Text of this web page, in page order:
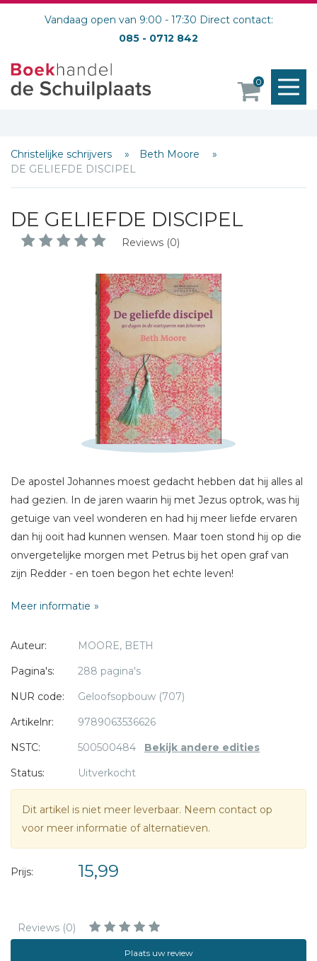
Vandaag open van 9:00 - 17:30 Direct contact:
085 - 0712 842
0
Christelijke schrijvers
Beth Moore
DE GELIEFDE DISCIPEL
DE GELIEFDE DISCIPEL
Reviews (0)
De apostel Johannes moest gedacht hebben dat hij alles al
had gezien. In de jaren waarin hij met Jezus optrok, was hij
getuige van veel wonderen en had hij meer liefde ervaren
dan hij ooit had kunnen wensen. Maar toen stond hij op die
onvergetelijke morgen met Petrus bij het open graf van
zijn Redder - en toen begon het echte leven!
Zoals Jezus Johannes meenam op zijn onverwachte
Beth Moore je aan de hand van het leven van Johannes
zien dat niet alleen hij, maar ook jij een geliefde van God
Een dagboek voor 90 dagen, met iedere dag een
Beth Moore is een veelgelezen auteur en geliefd
spreekster. Haar boeken zijn in meer dan 20 talen vertaald.
Ze is getrouwd, moeder van twee volwassen dochters en is
voorzitter en oprichtster van Living Proof Ministries.
Meer informatie
Auteur:
MOORE, BETH
Pagina's:
288 pagina's
NUR code:
Geloofsopbouw (707)
Artikelnr:
9789063536626
NSTC:
500500484 Bekijk andere edities
Status:
Uitverkocht
Dit artikel is niet meer leverbaar. Neem contact op
voor meer informatie of alternatieven.
Prijs: 15,99
Reviews (0)
Plaats uw review
Schrijf hieronder je review!
Titel *
Bericht *